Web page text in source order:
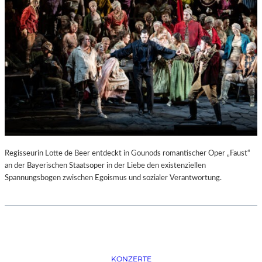
–
K
Ü
N
S
T
L
E
R
,
T
M
Regisseurin Lotte de Beer entdeckt in Gounods romantischer Oper „Faust“
an der Bayerischen Staatsoper in der Liebe den existenziellen
Spannungsbogen zwischen Egoismus und sozialer Verantwortung.
KONZERTE